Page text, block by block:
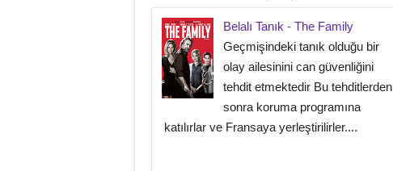
Belalı Tanık - The Family
Geçmişindeki tanık olduğu bir
olay ailesinini can güvenliğini
tehdit etmektedir Bu tehditlerden
sonra koruma programına
katılırlar ve Fransaya yerleştirilirler....